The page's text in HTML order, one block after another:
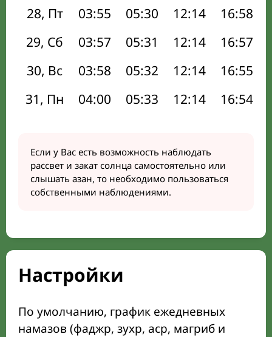
28, Пт
03:55 05:30 12:14 16:58
29, Сб
03:57 05:31 12:14 16:57
30, Вс
03:58 05:32 12:14 16:55
31, Пн
04:00 05:33 12:14 16:54
Если у Вас есть возможность наблюдать
рассвет и закат солнца самостоятельно или
слышать азан, то необходимо пользоваться
собственными наблюдениями.
Настройки
По умолчанию, график ежедневных
намазов (фаджр, зухр, аср, магриб и